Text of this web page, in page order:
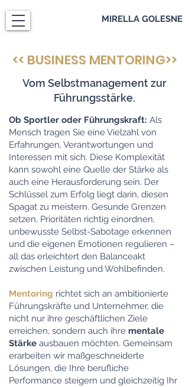
MIRELLA GOLESNE
<< BUSINESS MENTORING>>
Vom Selbstmanagement zur
Führungsstärke.
Ob Sportler oder Führungskraft: Als
Mensch tragen Sie eine Vielzahl von
Erfahrungen, Verantwortungen und
Interessen mit sich. Diese Komplexität
kann sowohl eine Quelle der Stärke als
auch eine Herausforderung sein. Der
Schlüssel zum Erfolg liegt darin, diesen
Spagat zu meistern. Gesunde Grenzen
setzen, Prioritäten richtig einordnen,
unbewusste Selbst-Sabotage erkennen
und die eigenen Emotionen regulieren –
all das erleichtert den Balanceakt
zwischen Leistung und Wohlbefinden.
Mentoring richtet sich an ambitionierte
Führungskräfte und Unternehmer, die
nicht nur ihre geschäftlichen Ziele
erreichen, sondern auch ihre mentale
Stärke ausbauen möchten. Gemeinsam
erarbeiten wir maßgeschneiderte
Lösungen, die Ihre berufliche
Performance steigern und gleichzeitig Ihr